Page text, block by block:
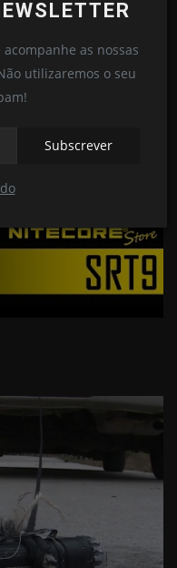
as nossas
utilizaremos o seu
Subscrever